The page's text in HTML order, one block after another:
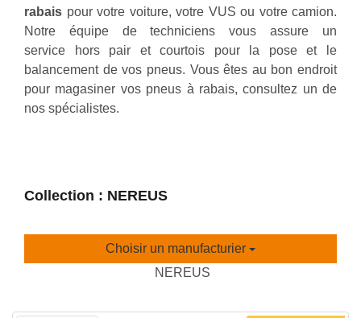
rabais pour votre voiture, votre VUS ou votre camion.
Notre équipe de techniciens vous assure un
service hors pair et courtois pour la pose et le
balancement de vos pneus. Vous êtes au bon endroit
pour magasiner vos pneus à rabais, consultez un de
nos spécialistes.
Collection : NEREUS
Choisir un manufacturier
NEREUS